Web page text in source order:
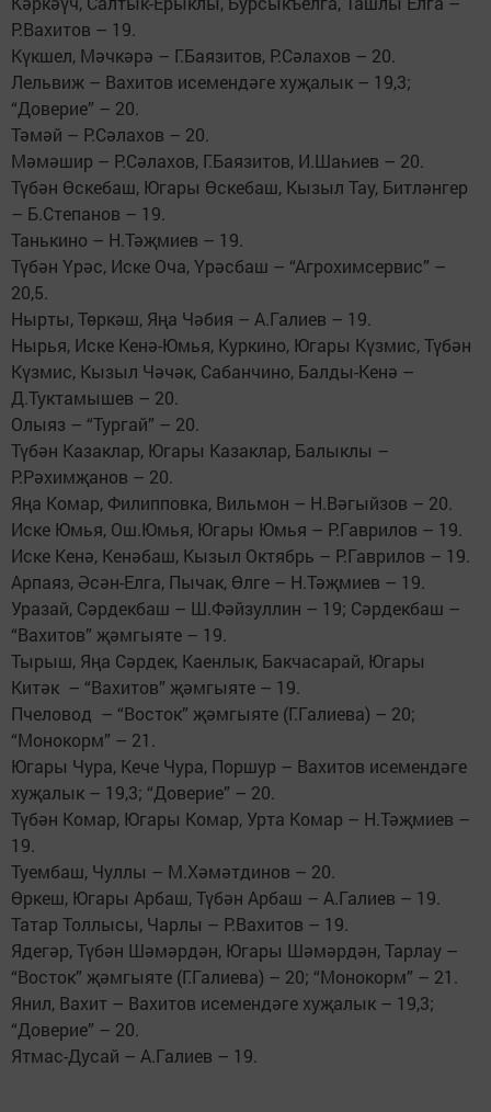
Р.Вахитов – 19.
Күкшел, Мәчкәрә – Г.Баязитов, Р.Сәлахов – 20.
Лельвиж – Вахитов исемендәге хуҗалык – 19,3;
“Доверие” – 20.
Тәмәй – Р.Сәлахов – 20.
Мәмәшир – Р.Сәлахов, Г.Баязитов, И.Шаһиев – 20.
Түбән Өскебаш, Югары Өскебаш, Кызыл Тау, Битләнгер
– Б.Степанов – 19.
Танькино – Н.Тәҗмиев – 19.
Түбән Үрәс, Иске Оча, Үрәсбаш – “Агрохимсервис” –
20,5.
Нырты, Төркәш, Яңа Чәбия – А.Галиев – 19.
Нырья, Иске Кенә-Юмья, Куркино, Югары Күзмис, Түбән
Күзмис, Кызыл Чәчәк, Сабанчино, Балды-Кенә –
Д.Туктамышев – 20.
Олыяз – “Тургай” – 20.
Түбән Казаклар, Югары Казаклар, Балыклы –
Р.Рәхимҗанов – 20.
Яңа Комар, Филипповка, Вильмон – Н.Вәгыйзов – 20.
Иске Юмья, Ош.Юмья, Югары Юмья – Р.Гаврилов – 19.
Иске Кенә, Кенәбаш, Кызыл Октябрь – Р.Гаврилов – 19.
Арпаяз, Әсән-Елга, Пычак, Өлге – Н.Тәҗмиев – 19.
Уразай, Сәрдекбаш – Ш.Фәйзуллин – 19; Сәрдекбаш –
“Вахитов” җәмгыяте – 19.
Тырыш, Яңа Сәрдек, Каенлык, Бакчасарай, Югары
Китәк – “Вахитов” җәмгыяте – 19.
Пчеловод – “Восток” җәмгыяте (Г.Галиева) – 20;
“Монокорм” – 21.
Югары Чура, Кече Чура, Поршур – Вахитов исемендәге
хуҗалык – 19,3; “Доверие” – 20.
Түбән Комар, Югары Комар, Урта Комар – Н.Тәҗмиев –
19.
Туембаш, Чуллы – М.Хәмәтдинов – 20.
Өркеш, Югары Арбаш, Түбән Арбаш – А.Галиев – 19.
Татар Толлысы, Чарлы – Р.Вахитов – 19.
Ядегәр, Түбән Шәмәрдән, Югары Шәмәрдән, Тарлау –
“Восток” җәмгыяте (Г.Галиева) – 20; “Монокорм” – 21.
Янил, Вахит – Вахитов исемендәге хуҗалык – 19,3;
“Доверие” – 20.
Ятмас-Дусай – А.Галиев – 19.